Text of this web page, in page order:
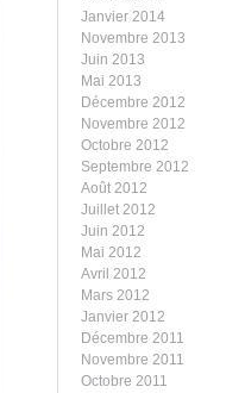
Janvier 2014
Novembre 2013
Juin 2013
Mai 2013
Décembre 2012
Novembre 2012
Octobre 2012
Septembre 2012
Août 2012
Juillet 2012
Juin 2012
Mai 2012
Avril 2012
Mars 2012
Janvier 2012
Décembre 2011
Novembre 2011
Octobre 2011